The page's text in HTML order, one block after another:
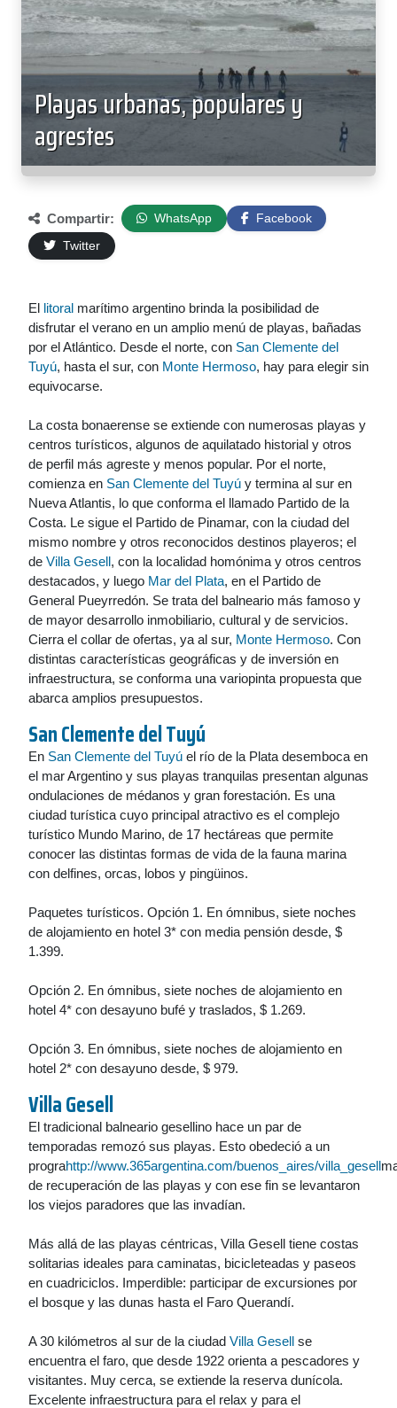
Playas urbanas, populares y
agrestes
Compartir: WhatsApp
Facebook
Twitter
El litoral marítimo argentino brinda la posibilidad de
disfrutar el verano en un amplio menú de playas, bañadas
por el Atlántico. Desde el norte, con San Clemente del
Tuyú, hasta el sur, con Monte Hermoso, hay para elegir sin
equivocarse.
La costa bonaerense se extiende con numerosas playas y
centros turísticos, algunos de aquilatado historial y otros
de perfil más agreste y menos popular. Por el norte,
comienza en San Clemente del Tuyú y termina al sur en
Nueva Atlantis, lo que conforma el llamado Partido de la
Costa. Le sigue el Partido de Pinamar, con la ciudad del
mismo nombre y otros reconocidos destinos playeros; el
de Villa Gesell, con la localidad homónima y otros centros
destacados, y luego Mar del Plata, en el Partido de
General Pueyrredón. Se trata del balneario más famoso y
de mayor desarrollo inmobiliario, cultural y de servicios.
Cierra el collar de ofertas, ya al sur, Monte Hermoso. Con
distintas características geográficas y de inversión en
infraestructura, se conforma una variopinta propuesta que
abarca amplios presupuestos.
San Clemente del Tuyú
En San Clemente del Tuyú el río de la Plata desemboca en
el mar Argentino y sus playas tranquilas presentan algunas
ondulaciones de médanos y gran forestación. Es una
ciudad turística cuyo principal atractivo es el complejo
turístico Mundo Marino, de 17 hectáreas que permite
conocer las distintas formas de vida de la fauna marina
con delfines, orcas, lobos y pingüinos.
Paquetes turísticos. Opción 1. En ómnibus, siete noches
de alojamiento en hotel 3* con media pensión desde, $
1.399.
Opción 2. En ómnibus, siete noches de alojamiento en
hotel 4* con desayuno bufé y traslados, $ 1.269.
Opción 3. En ómnibus, siete noches de alojamiento en
hotel 2* con desayuno desde, $ 979.
Villa Gesell
El tradicional balneario gesellino hace un par de
temporadas remozó sus playas. Esto obedeció a un
prograhttp://www.365argentina.com/buenos_aires/villa_gesell
de recuperación de las playas y con ese fin se levantaron
los viejos paradores que las invadían.
Más allá de las playas céntricas, Villa Gesell tiene costas
solitarias ideales para caminatas, bicicleteadas y paseos
en cuadriciclos. Imperdible: participar de excursiones por
el bosque y las dunas hasta el Faro Querandí.
A 30 kilómetros al sur de la ciudad Villa Gesell se
encuentra el faro, que desde 1922 orienta a pescadores y
visitantes. Muy cerca, se extiende la reserva dunícola.
Excelente infraestructura para el relax y para el